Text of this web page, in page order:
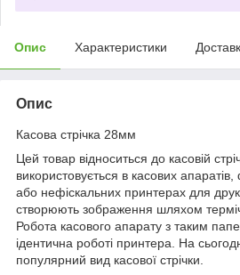
Опис Характеристики
Опис
Касова стрічка 28мм
Цей товар відноситься до касовій
використовується в касових апаратів,
або нефіскальних принтерах для друку
створюють зображення шляхом
Робота касового апарату з таким
ідентична роботі принтера. На
популярний вид касової стрічки.